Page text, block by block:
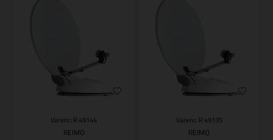
Varenr.: R 49144
REIMO
Varenr.: R 49135
REIMO